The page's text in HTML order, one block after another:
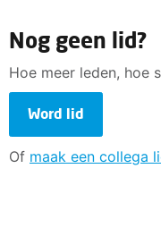
Nog geen lid?
Hoe meer leden, hoe
Word lid
Of maak een collega